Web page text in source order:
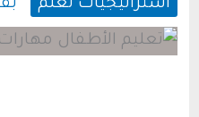
استراتيجيات تعلم